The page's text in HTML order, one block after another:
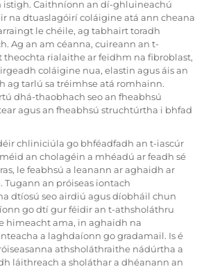
istigh. Caithníonn an dí-ghluineachú
na dtuaslagóirí coláigine atá ann cheana
le chéile, ag tabhairt toradh
Ag an am céanna, cuireann an t-
rialaithe ar feidhm na fibroblast,
coláigine nua, elastin agus áis an
ag tarlú sa tréimhse atá romhainn.
dhá-thaobhach seo an fheabhsú
agus an fheabhsú struchtúrtha i bhfad
chliniciúla go bhféadfadh an t-iascúr
an cholagéin a mhéadú ar feadh sé
le feabhsú a leanann ar aghaidh ar
an próiseas iontach
dtíosú seo airdiú agus díobháil chun
go dtí gur féidir an t-athsholáthru
himeacht ama, in aghaidh na
a laghdaíonn go gradamail. Is é
athsholáthraithe nádúrtha a
láithreach a sholáthar a dhéanann an